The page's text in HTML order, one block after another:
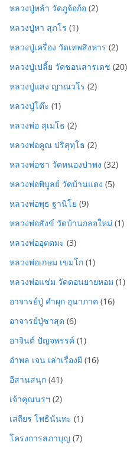
หลวงปู่หล้า วัดภูจ้อก้อ (2)
หลวงปู่หา สุภโร (1)
หลวงปู่เครื่อง วัดเทพสิงหาร (2)
หลวงปู่เปลี้ย วัดชอนสารเดช (20)
หลวงปู่แสง ญาณวโร (2)
หลวงปู่โต๊ะ (1)
หลวงพ่อ สุเมโธ (2)
หลวงพ่อคูณ ปริสุทฺโธ (2)
หลวงพ่อชา วัดหนองป่าพง (32)
หลวงพ่อพิบูลย์ วัดบ้านแดง (5)
หลวงพ่อพุธ ฐานิโย (9)
หลวงพ่อสังข์ วัดบ้านกลอใหม่ (1)
หลวงพ่ออุตตมะ (3)
หลวงพ่อเกษม เขมโก (1)
หลวงพ่อแช่ม วัดดอนยายหอม (1)
อาจารย์ปู่ คำผุก อุนาภาค (16)
อาจารย์ปู่ซาสุด (6)
อาจินต์ ปัญจพรรค์ (1)
อำพล เจน เล่าเรื่องผี (16)
อีสานสนุก (41)
เจ้าคุณนรฯ (2)
เสถียร โพธินันทะ (1)
โครงการสภาบุญ (7)